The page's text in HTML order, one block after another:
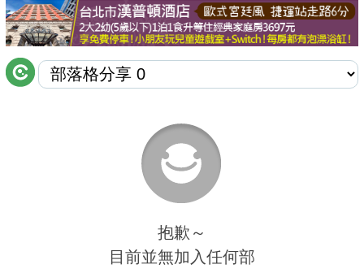
討論區
聯絡我們
抱歉～
目前並無加入任何部